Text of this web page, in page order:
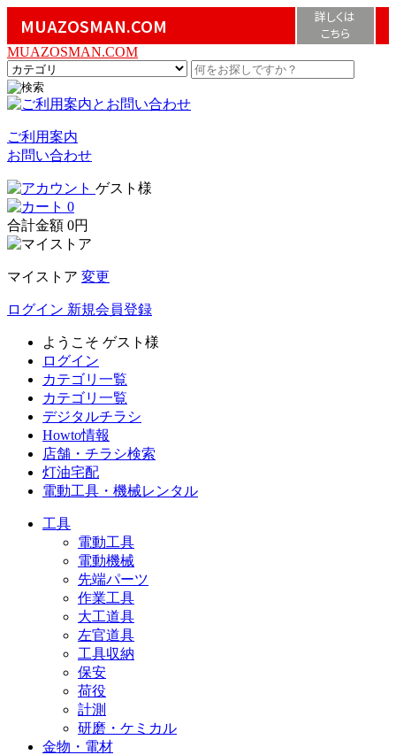
MUAZOSMAN.COM
詳しくは
こちら
MUAZOSMAN.COM
ご利用案内
お問い合わせ
ゲスト様
0
合計金額 0円
マイストア 変更
ログイン 新規会員登録
ようこそ ゲスト様
ログイン
カテゴリ一覧
カテゴリ一覧
デジタルチラシ
Howto情報
店舗・チラシ検索
灯油宅配
電動工具・機械レンタル
工具
電動工具
電動機械
先端パーツ
作業工具
大工道具
左官道具
工具収納
保安
荷役
計測
研磨・ケミカル
金物・電材